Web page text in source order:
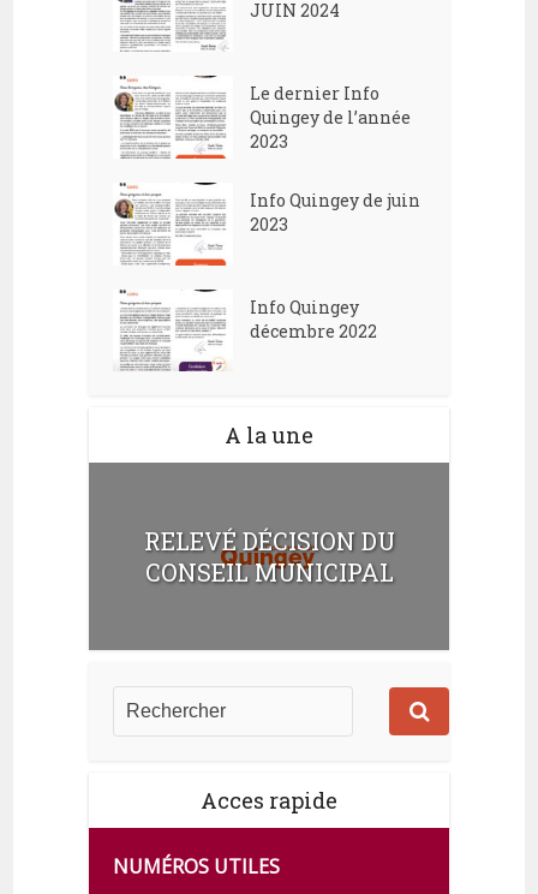
JUIN 2024
Le dernier Info
Quingey de l’année
2023
Info Quingey de juin
2023
Info Quingey
décembre 2022
A la une
RELEVÉ DÉCISION DU
CONSEIL MUNICIPAL
Acces rapide
NUMÉROS UTILES